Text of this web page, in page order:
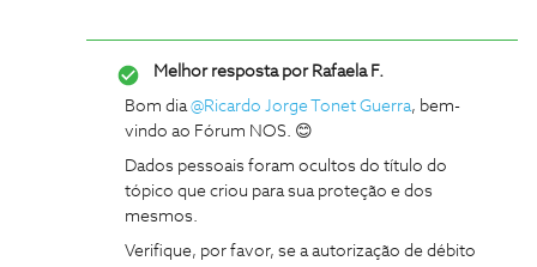
Melhor resposta porRafaela F.
Bom dia ​@Ricardo Jorge Tonet Guerra, bem-
vindo ao Fórum NOS. 😊
Dados pessoais foram ocultos do título do
tópico que criou para sua proteção e dos
mesmos.
Verifique, por favor, se a autorização de débito